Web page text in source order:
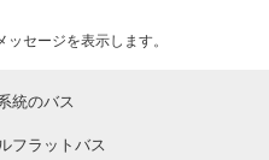
セージを表示します。
統のバス
フラットバス